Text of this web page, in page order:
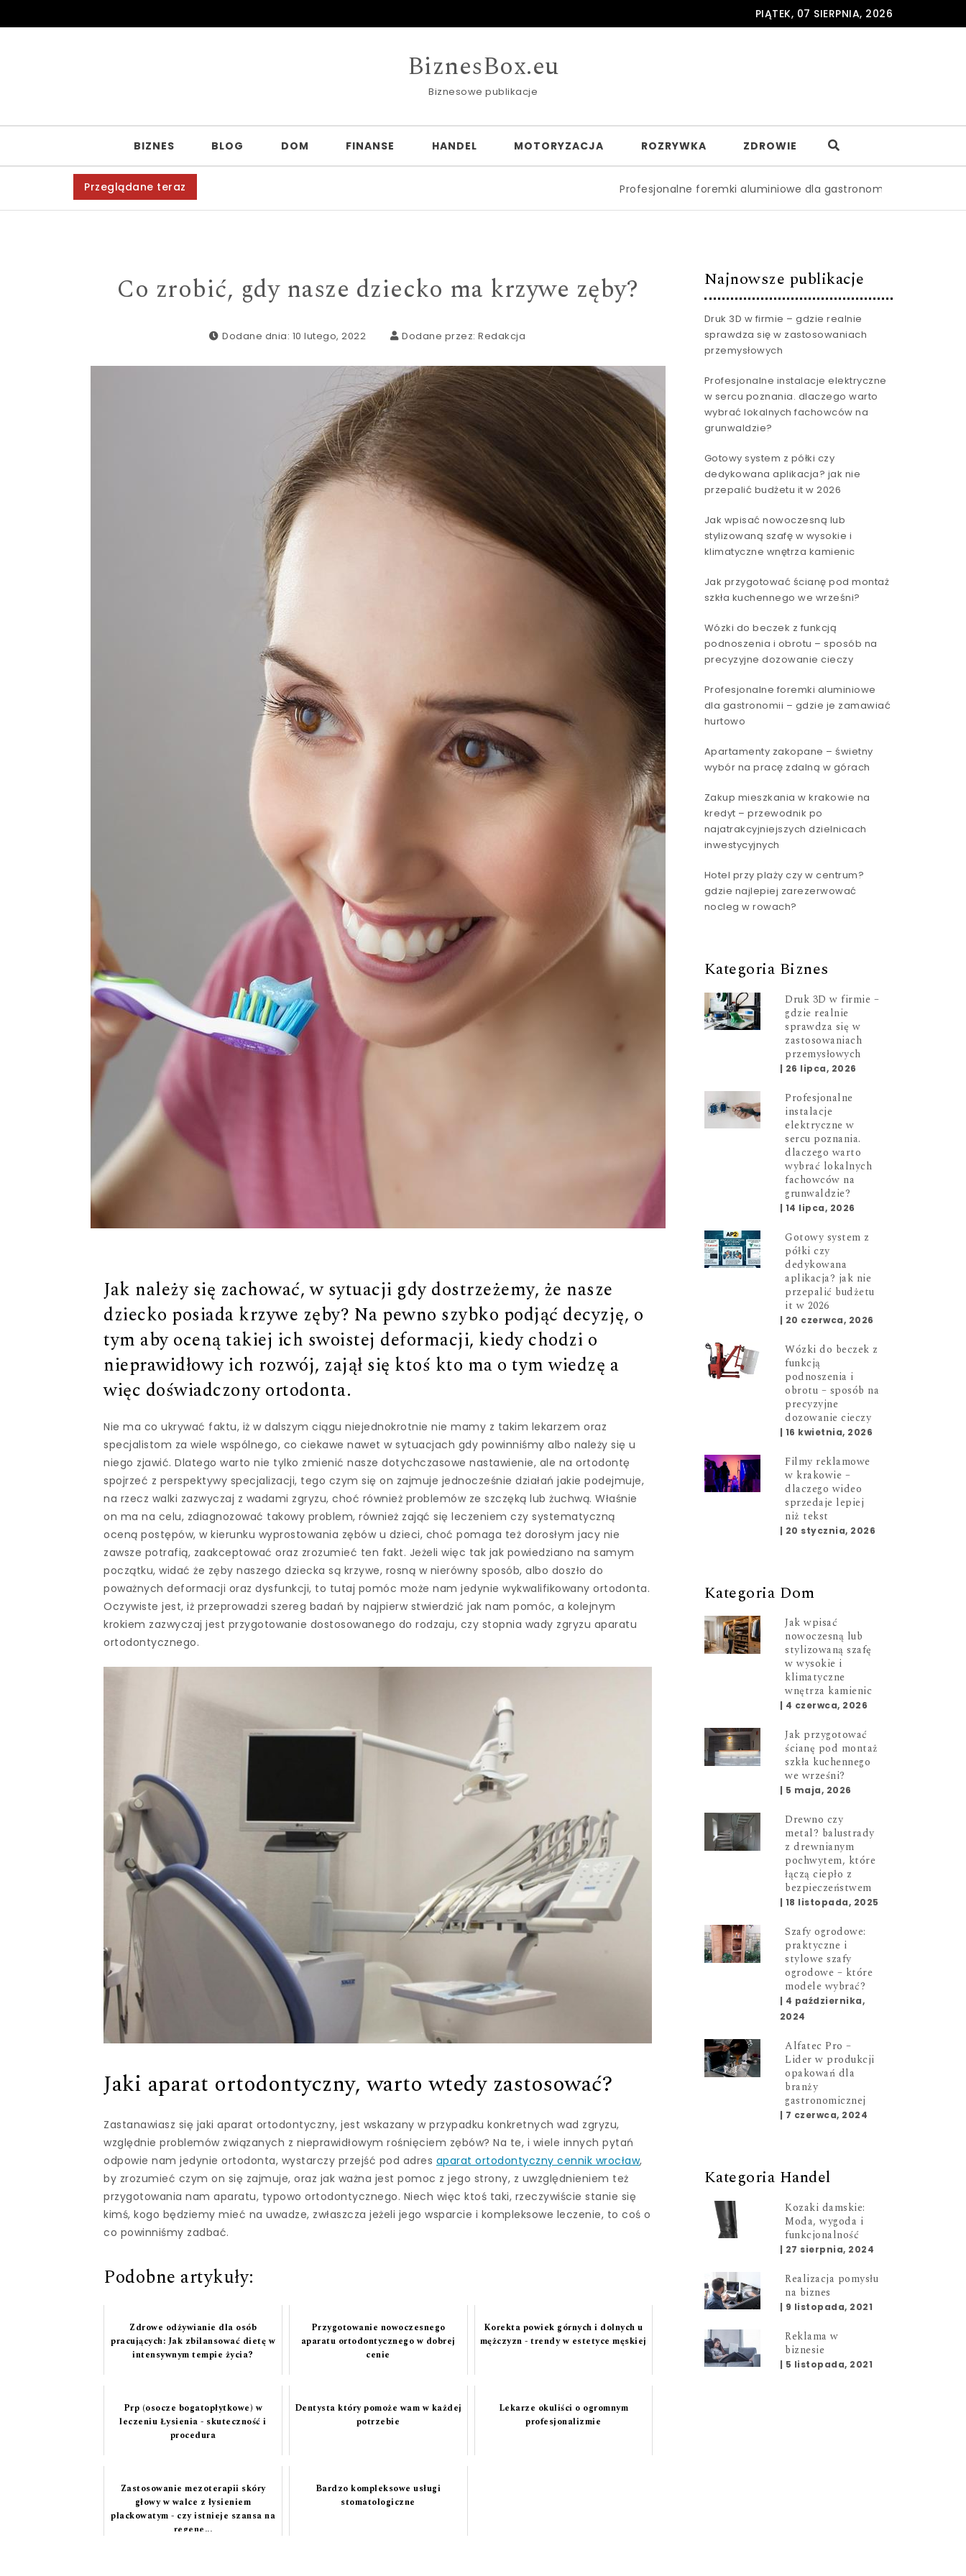
PIĄTEK, 07 SIERPNIA, 2026
BiznesBox.eu
Biznesowe publikacje
BIZNES BLOG DOM FINANSE HANDEL MOTORYZACJA ROZRYWKA ZDROWIE
Przeglądane teraz Profesjonalne foremki aluminiowe dla gastronomii – gdzie je zamawiać
Co zrobić, gdy nasze dziecko ma krzywe zęby?
Dodane dnia: 10 lutego, 2022 Dodane przez: Redakcja
Jak należy się zachować, w sytuacji gdy dostrzeżemy, że nasze
dziecko posiada krzywe zęby? Na pewno szybko podjąć decyzję, o
tym aby oceną takiej ich swoistej deformacji, kiedy chodzi o
nieprawidłowy ich rozwój, zajął się ktoś kto ma o tym wiedzę a
więc doświadczony ortodonta.
Nie ma co ukrywać faktu, iż w dalszym ciągu niejednokrotnie nie mamy z takim lekarzem oraz
specjalistom za wiele wspólnego, co ciekawe nawet w sytuacjach gdy powinniśmy albo należy się u
niego zjawić. Dlatego warto nie tylko zmienić nasze dotychczasowe nastawienie, ale na ortodontę
spojrzeć z perspektywy specjalizacji, tego czym się on zajmuje jednocześnie działań jakie podejmuje,
na rzecz walki zazwyczaj z wadami zgryzu, choć również problemów ze szczęką lub żuchwą. Właśnie
on ma na celu, zdiagnozować takowy problem, również zająć się leczeniem czy systematyczną
oceną postępów, w kierunku wyprostowania zębów u dzieci, choć pomaga też dorosłym jacy nie
zawsze potrafią, zaakceptować oraz zrozumieć ten fakt. Jeżeli więc tak jak powiedziano na samym
początku, widać że zęby naszego dziecka są krzywe, rosną w nierówny sposób, albo doszło do
poważnych deformacji oraz dysfunkcji, to tutaj pomóc może nam jedynie wykwalifikowany ortodonta.
Oczywiste jest, iż przeprowadzi szereg badań by najpierw stwierdzić jak nam pomóc, a kolejnym
krokiem zazwyczaj jest przygotowanie dostosowanego do rodzaju, czy stopnia wady zgryzu aparatu
ortodontycznego.
Jaki aparat ortodontyczny, warto wtedy zastosować?
Zastanawiasz się jaki aparat ortodontyczny, jest wskazany w przypadku konkretnych wad zgryzu,
względnie problemów związanych z nieprawidłowym rośnięciem zębów? Na te, i wiele innych pytań
odpowie nam jedynie ortodonta, wystarczy przejść pod adres aparat ortodontyczny cennik wrocław,
by zrozumieć czym on się zajmuje, oraz jak ważna jest pomoc z jego strony, z uwzględnieniem też
przygotowania nam aparatu, typowo ortodontycznego. Niech więc ktoś taki, rzeczywiście stanie się
kimś, kogo będziemy mieć na uwadze, zwłaszcza jeżeli jego wsparcie i kompleksowe leczenie, to coś o
co powinniśmy zadbać.
Podobne artykuły:
Zdrowe odżywianie dla osób
pracujących: Jak zbilansować dietę w
intensywnym tempie życia?
Przygotowanie nowoczesnego
aparatu ortodontycznego w dobrej
cenie
Korekta powiek górnych i dolnych u
mężczyzn - trendy w estetyce męskiej
Prp (osocze bogatopłytkowe) w
leczeniu Łysienia - skuteczność i
procedura
Dentysta który pomoże wam w każdej
potrzebie
Lekarze okuliści o ogromnym
profesjonalizmie
Zastosowanie mezoterapii skóry
głowy w walce z łysieniem
plackowatym - czy istnieje szansa na
regene...
Bardzo kompleksowe usługi
stomatologiczne
Najnowsze publikacje
Druk 3D w firmie – gdzie realnie
sprawdza się w zastosowaniach
przemysłowych
Profesjonalne instalacje elektryczne
w sercu poznania. dlaczego warto
wybrać lokalnych fachowców na
grunwaldzie?
Gotowy system z półki czy
dedykowana aplikacja? jak nie
przepalić budżetu it w 2026
Jak wpisać nowoczesną lub
stylizowaną szafę w wysokie i
klimatyczne wnętrza kamienic
Jak przygotować ścianę pod montaż
szkła kuchennego we wrześni?
Wózki do beczek z funkcją
podnoszenia i obrotu – sposób na
precyzyjne dozowanie cieczy
Profesjonalne foremki aluminiowe
dla gastronomii – gdzie je zamawiać
hurtowo
Apartamenty zakopane – świetny
wybór na pracę zdalną w górach
Zakup mieszkania w krakowie na
kredyt – przewodnik po
najatrakcyjniejszych dzielnicach
inwestycyjnych
Hotel przy plaży czy w centrum?
gdzie najlepiej zarezerwować
nocleg w rowach?
Kategoria Biznes
Druk 3D w firmie –
gdzie realnie
sprawdza się w
zastosowaniach
przemysłowych
| 26 lipca, 2026
Profesjonalne
instalacje
elektryczne w
sercu poznania.
dlaczego warto
wybrać lokalnych
fachowców na
grunwaldzie?
| 14 lipca, 2026
Gotowy system z
półki czy
dedykowana
aplikacja? jak nie
przepalić budżetu
it w 2026
| 20 czerwca, 2026
Wózki do beczek z
funkcją
podnoszenia i
obrotu – sposób na
precyzyjne
dozowanie cieczy
| 16 kwietnia, 2026
Filmy reklamowe
w krakowie –
dlaczego wideo
sprzedaje lepiej
niż tekst
| 20 stycznia, 2026
Kategoria Dom
Jak wpisać
nowoczesną lub
stylizowaną szafę
w wysokie i
klimatyczne
wnętrza kamienic
| 4 czerwca, 2026
Jak przygotować
ścianę pod montaż
szkła kuchennego
we wrześni?
| 5 maja, 2026
Drewno czy
metal? balustrady
z drewnianym
pochwytem, które
łączą ciepło z
bezpieczeństwem
| 18 listopada, 2025
Szafy ogrodowe:
praktyczne i
stylowe szafy
ogrodowe – które
modele wybrać?
| 4 października,
2024
Alfatec Pro –
Lider w produkcji
opakowań dla
branży
gastronomicznej
| 7 czerwca, 2024
Kategoria Handel
Kozaki damskie:
Moda, wygoda i
funkcjonalność
| 27 sierpnia, 2024
Realizacja pomysłu
na biznes
| 9 listopada, 2021
Reklama w
biznesie
| 5 listopada, 2021